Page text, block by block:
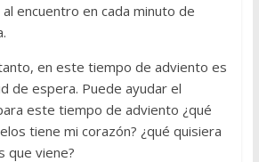
encuentro en cada minuto de
en este tiempo de adviento es
de espera. Puede ayudar el
este tiempo de adviento ¿qué
tiene mi corazón? ¿qué quisiera
que viene?